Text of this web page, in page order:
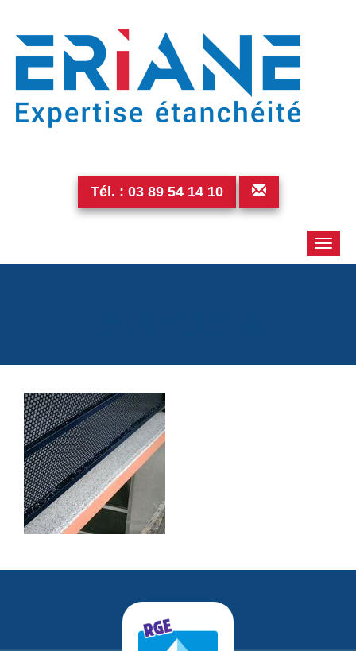
Tél. : 03 89 54 14 10
Toggle